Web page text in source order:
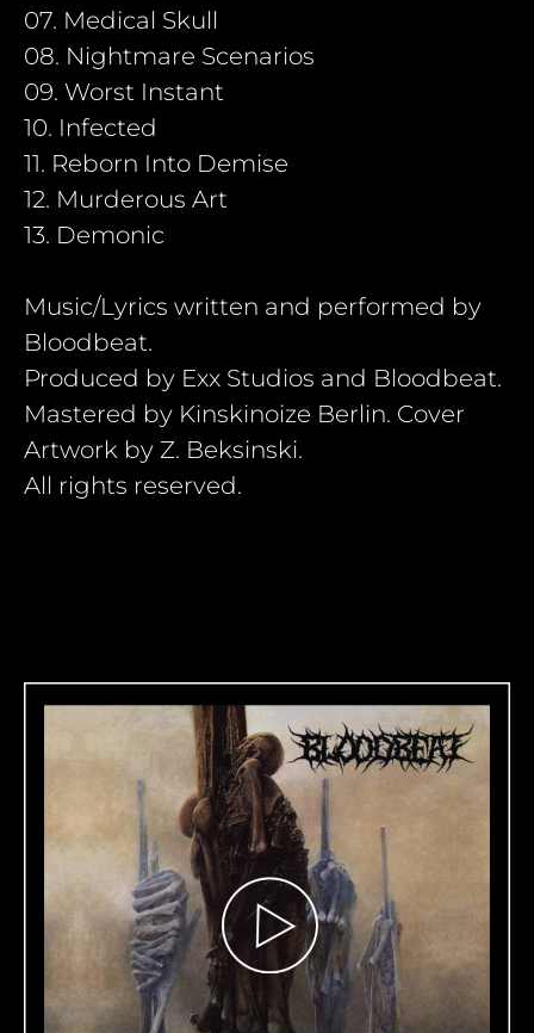
07. Medical Skull
08. Nightmare Scenarios
09. Worst Instant
10. Infected
11. Reborn Into Demise
12. Murderous Art
13. Demonic
Music/Lyrics written and performed by
Bloodbeat.
Produced by Exx Studios and Bloodbeat.
Mastered by Kinskinoize Berlin. Cover
Artwork by Z. Beksinski.
All rights reserved.